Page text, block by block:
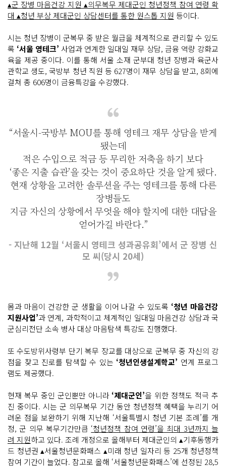
▴군 장병 마음건강 지원 ▴의무복무 제대군인 청년정책 참여 연령 확
대 ▴청년 부상 제대군인 상담센터를 통한 원스톱 지원 등이다.
시는 청년 장병이 군복무 중 받은 월급을 체계적으로 관리할 수 있도
록 ‘서울 영테크’ 사업과 연계한 일대일 재무 상담, 금융 역량 강화교
육을 제공 중이다. 이를 통해 서울 소재 군부대 청년 장병과 육군사
관학교 생도, 국방부 청년 직원 등 627명이 재무 상담을 받고, 8회에
걸쳐 총 606명이 금융특강을 수강했다.
“서울시-국방부 MOU를 통해 영테크 재무 상담을 받게
됐는데
적은 수입으로 적금 등 무리한 저축을 하기 보다
‘좋은 지출 습관’을 갖는 것이 중요하단 것을 알게 됐다.
현재 상황을 고려한 솔루션을 주는 영테크를 통해 다른
장병들도
지금 자신의 상황에서 무엇을 해야 할지에 대한 대답을
얻어가길 바란다.”
- 지난해 12월 ‘서울시 영테크 성과공유회’에서 군 장병 신
모 씨(당시 20세)
몸과 마음이 건강한 군 생활을 이어 나갈 수 있도록 ‘청년 마음건강
지원사업’과 연계, 과학적이고 체계적인 일대일 마음건강 상담과 국
군심리전단 소속 병사 대상 마음탐색 특강도 진행했다.
또 수도방위사령부 단기 복무 장교를 대상으로 군복무 중 자신의 강
점을 찾고 진로를 탐색할 수 있는 ‘청년인생설계학교’ 연계 프로그
램도 제공했다.
현재 복무 중인 군인뿐만 아니라 ‘제대군인’을 위한 정책도 적극 추
진 중이다. 시는 군 의무복무 기간 동안 청년정책 혜택을 누리기 어
려운 점을 보완하기 위해 지난해 ‘서울특별시 청년 기본 조례’를 개
정, 군 의무 복무기간만큼 ‘청년정책 참여 연령’을 최대 3년까지 늘
려 지원하고 있다. 조례 개정으로 올해부터 제대군인의 ▴기후동행카
드 청년권 ▴서울청년문화패스 ▴미래 청년 일자리 등 25개 청년정책
참여 기간이 늘었다. 참고로 올해 ‘서울청년문화패스’에 선정된 28,5